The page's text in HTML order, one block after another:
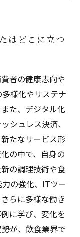
での持続的
動向と課題の
けるための自
はどこに立つ
者の健康志向や
様化やサステナ
た、デジタル化
シュレス決済、
たなサービス形
の中で、自身の
の調理技術や食
の強化、ITツー
らに多様な働き
に学び、変化を
が、飲食業界で